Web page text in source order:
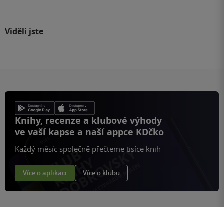
Viděli jste
Knihy, recenze a klubové výhody
ve vaší kapse a naší appce KDčko
Každý měsíc společně přečteme tisíce knih
Více o aplikaci Více o klubu